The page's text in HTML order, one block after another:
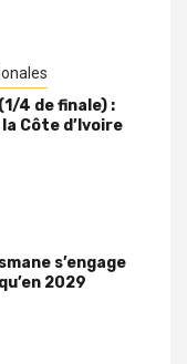
4 de finale) :
Côte d’Ivoire
s’engage
2029